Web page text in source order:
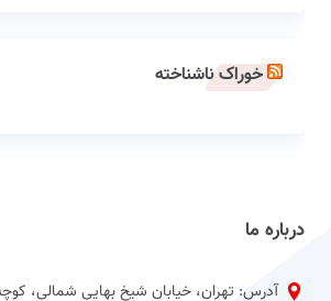
خوراک ناشناخته
درباره ما
آدرس: تهران، خیابان شیخ بهایی شمالی،